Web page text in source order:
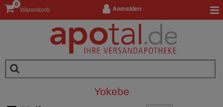
Anmelden
Warenkorb
0
Yokebe